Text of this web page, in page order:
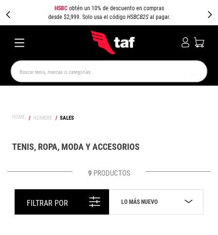
HSBCobtén un 10% de descuento en compras
desde $2,999. Solo usa el código HSBCB2Sal pagar.
Buscar tenis, marcas o categorías
HOMBRE SALES
TENIS, ROPA, MODA Y ACCESORIOS
9 PRODUCTOS
FILTRAR POR LO MÁS NUEVO